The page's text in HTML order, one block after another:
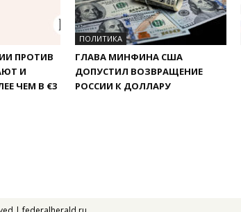
ПРОТИВ
И
ЧЕМ В €3
ПОЛИТИКА
ГЛАВА МИНФИНА США
ДОПУСТИЛ ВОЗВРАЩЕНИЕ
РОССИИ К ДОЛЛАРУ